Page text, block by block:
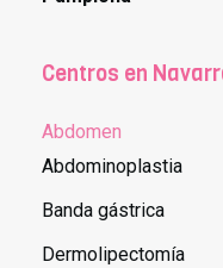
Centros en
Abdomen
Abdominoplastia
Banda gástrica
Dermolipectomía